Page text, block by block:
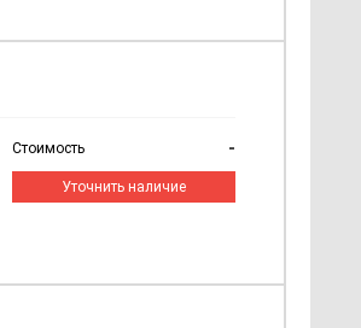
Стоимость -
Уточнить наличие